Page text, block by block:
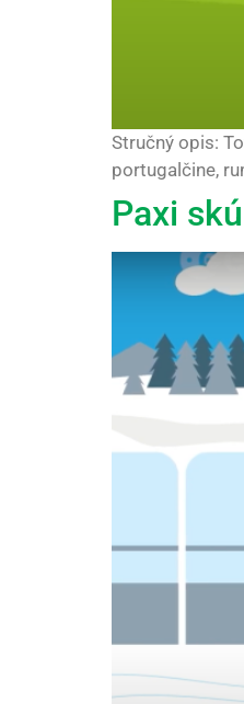
Stručný opis:
portugalčine,
Paxi